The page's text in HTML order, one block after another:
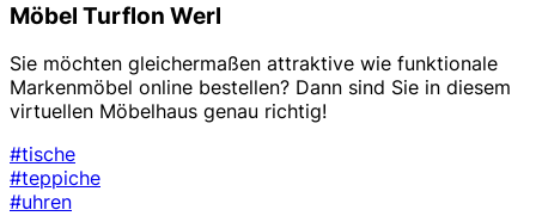
Möbel Turflon Werl
Sie möchten gleichermaßen attraktive wie funktionale
Markenmöbel online bestellen? Dann sind Sie in diesem
virtuellen Möbelhaus genau richtig!
#tische
#teppiche
#uhren